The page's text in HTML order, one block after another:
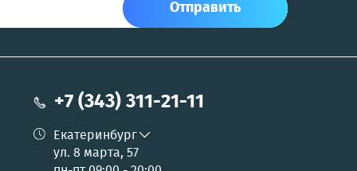
Отправить
+7 (343) 311-21-11
Екатеринбург
ул. 8 марта, 57